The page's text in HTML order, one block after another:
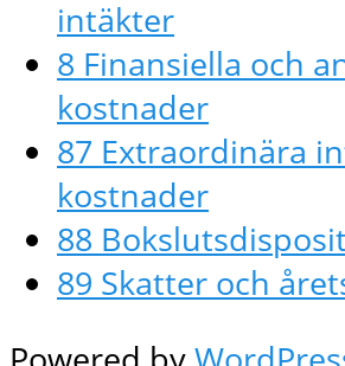
intäkter
8 Finansiella och
kostnader
87 Extraordinära
kostnader
88
89 Skatter och